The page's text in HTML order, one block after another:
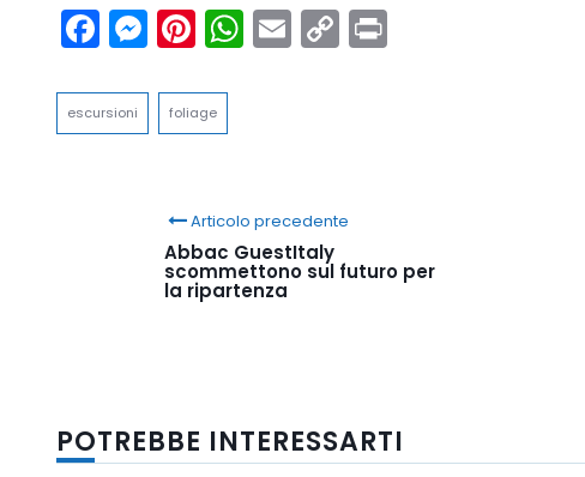
Facebook
Messenger
Pinterest
WhatsApp
Email
Copy
Link
escursioni foliage
Articolo precedente
Abbac GuestItaly
scommettono sul futuro per
la ripartenza
POTREBBE INTERESSARTI